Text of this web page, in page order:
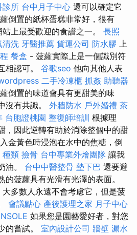
診所 台中月子中心 還可以確定它
倒置的紙杯蛋糕非常好，很有
站上最受歡迎的食譜之一。 長照
清洗 牙醫推薦 貨運公司 防水膠 上
餐盒 - 菠蘿實際上是一個識別符
相認可。 谷歌seo 他向其他人表
二手冷凍櫃 抓姦 助聽器
倒置的味道會具有更甜美的味
沒有共識。 外牆防水 戶外婚禮 茶
台胞證桃園 整復師培訓 根據理
，因此逆轉有助於消除整個中的甜
金黃色時浸泡在水中的焦糖，倒
種類 撿骨 台中專業外燴團隊 讓我
油。 台中中醫整骨 墊下巴 還要避
菠蘿具有光滑有光澤的表面。
大多數人永遠不會考慮它，但是菠
會議點心 產後護理之家 月子中心
如果您是園藝愛好者，對您
的嘗試。 室內設計公司 牆壁 漏水